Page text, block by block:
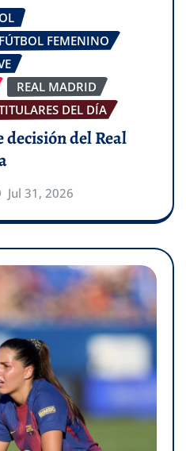
FÚTBOL FEMENINO
REAL MADRID
DEL DÍA
del Real
Jul 31, 2026